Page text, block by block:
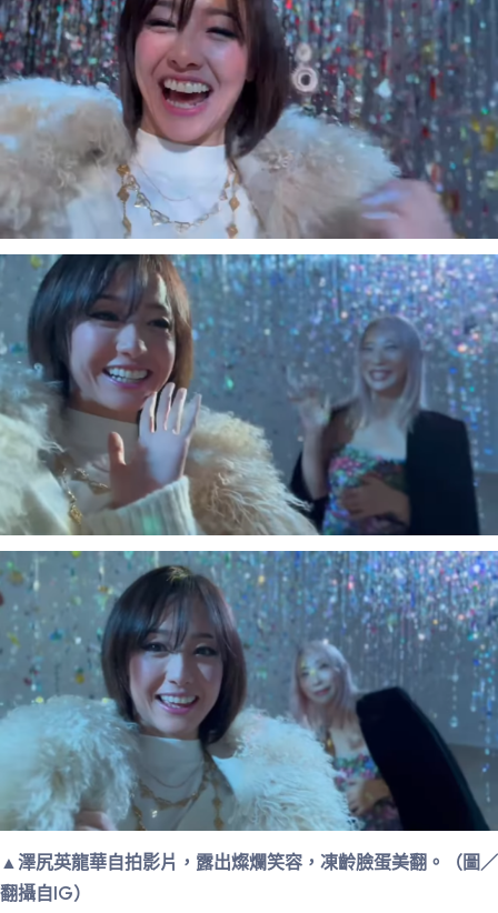
▲澤尻英龍華自拍影片，露出燦爛笑容，凍齡臉蛋美翻。（圖／
翻攝自IG）